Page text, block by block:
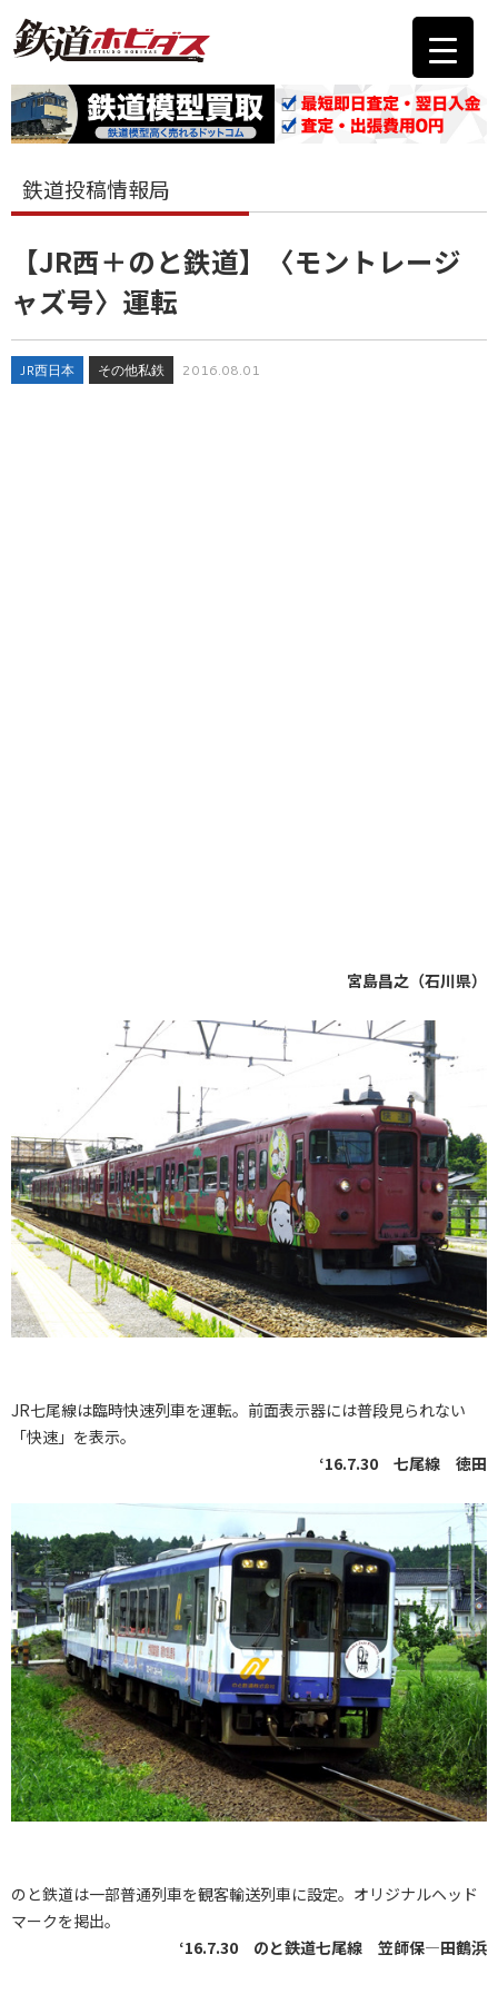
鉄道投稿情報局
【JR西＋のと鉄道】〈モントレージ
ャズ号〉運転
JR西日本 その他私鉄 2016.08.01
宮島昌之（石川県）
JR七尾線は臨時快速列車を運転。前面表示器には普段見られない
「快速」を表示。
‘16.7.30 七尾線 徳田
のと鉄道は一部普通列車を観客輸送列車に設定。オリジナルヘッド
マークを掲出。
‘16.7.30 のと鉄道七尾線 笠師保―田鶴浜